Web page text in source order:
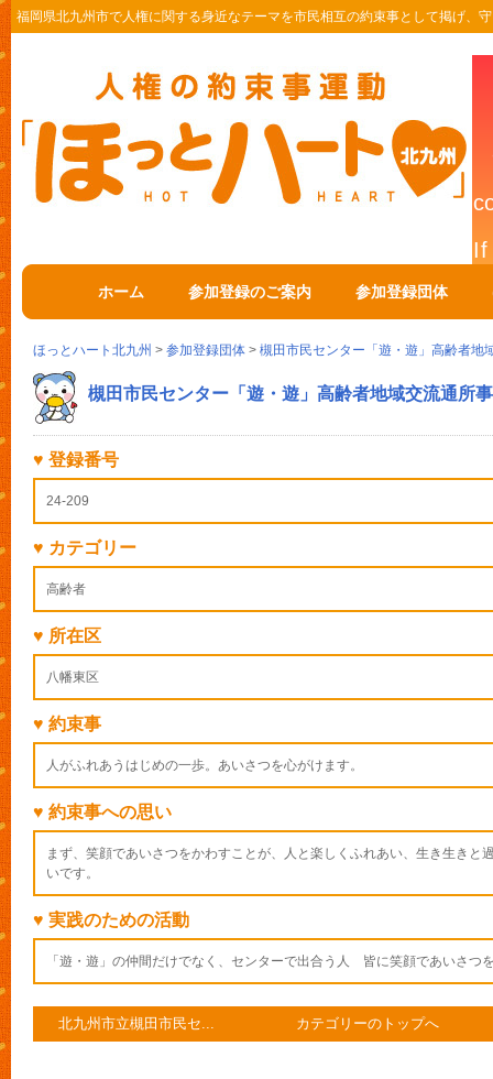
福岡県北九州市で人権に関する身近なテーマを市民相互の約束事として掲げ、
ホーム 参加登録のご案内 参加登録団体
ほっとハート北九州 > 参加登録団体 > 槻田市民センター「遊・遊」高齢者地
槻田市民センター「遊・遊」高齢者地域交流通所
♥ 登録番号
24-209
♥ カテゴリー
高齢者
♥ 所在区
八幡東区
♥ 約束事
人がふれあうはじめの一歩。あいさつを心がけます。
♥ 約束事への思い
まず、笑顔であいさつをかわすことが、人と楽しくふれあい、生き生きと
いです。
♥ 実践のための活動
「遊・遊」の仲間だけでなく、センターで出合う人 皆に笑顔であいさつ
北九州市立槻田市民セ... カテゴリーのトップへ